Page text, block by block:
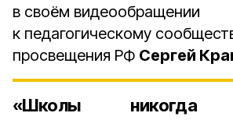
в своём видеообращении
к педагогическому
просвещения РФ Сергей
«Школы никогда